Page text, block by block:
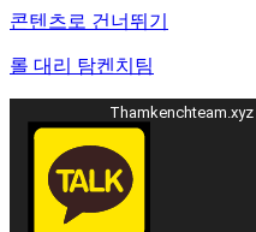
콘텐츠로 건너뛰기
롤 대리 탐켄치팀
Thamkenchteam.xyz